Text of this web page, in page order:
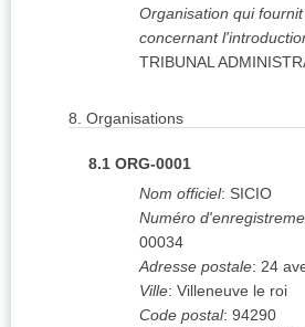
Organisation qui
concernant
TRIBUNAL
8. Organisations
8.1 ORG-0001
Nom officiel: SICIO
Numéro
00034
Adresse postale: 24
Ville: Villeneuve le roi
Code postal: 94290